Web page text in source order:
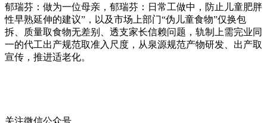
郁瑞芬：做为一位母亲，郁瑞芬：日常工做中，防止儿童肥胖
性早熟延伸的建议”，以及市场上部门“伪儿童食物”仅换包
拆、质量取食物无差别、透支家长信赖问题，轨制上需完业同
一的代工出产规范取准入尺度，从泉源规范产物研发、出产取
宣传，推进适老化。
关注微信公众号